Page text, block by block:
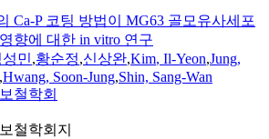
Ca-P 코팅 방법이 MG63 골모유사세포
향에 대한 in vitro 연구
성민,황순정,신상완,Kim, Il-Yeon,Jung,
,Hwang, Soon-Jung,Shin, Sang-Wan
철학회
철학회지